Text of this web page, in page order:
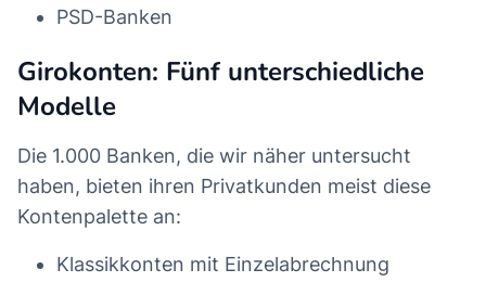
PSD-Banken
Girokonten: Fünf unterschiedliche
Modelle
Die 1.000 Banken, die wir näher untersucht
haben, bieten ihren Privatkunden meist diese
Kontenpalette an:
Klassikkonten mit Einzelabrechnung